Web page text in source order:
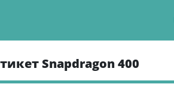
Snapdragon 400